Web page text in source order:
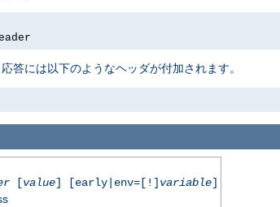
答には以下のようなヘッダが付加されます。
[value] [early|env=[!] variable]